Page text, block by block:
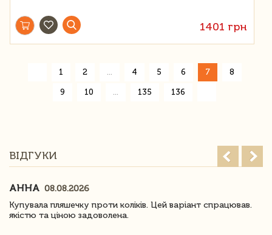
1401 грн
1 2 4 5 6 7 8
9 10 135 136
ВІДГУКИ
АННА 08.08.2026
Купувала пляшечку проти коліків. Цей варіант спрацював.
якістю та ціною задоволена.